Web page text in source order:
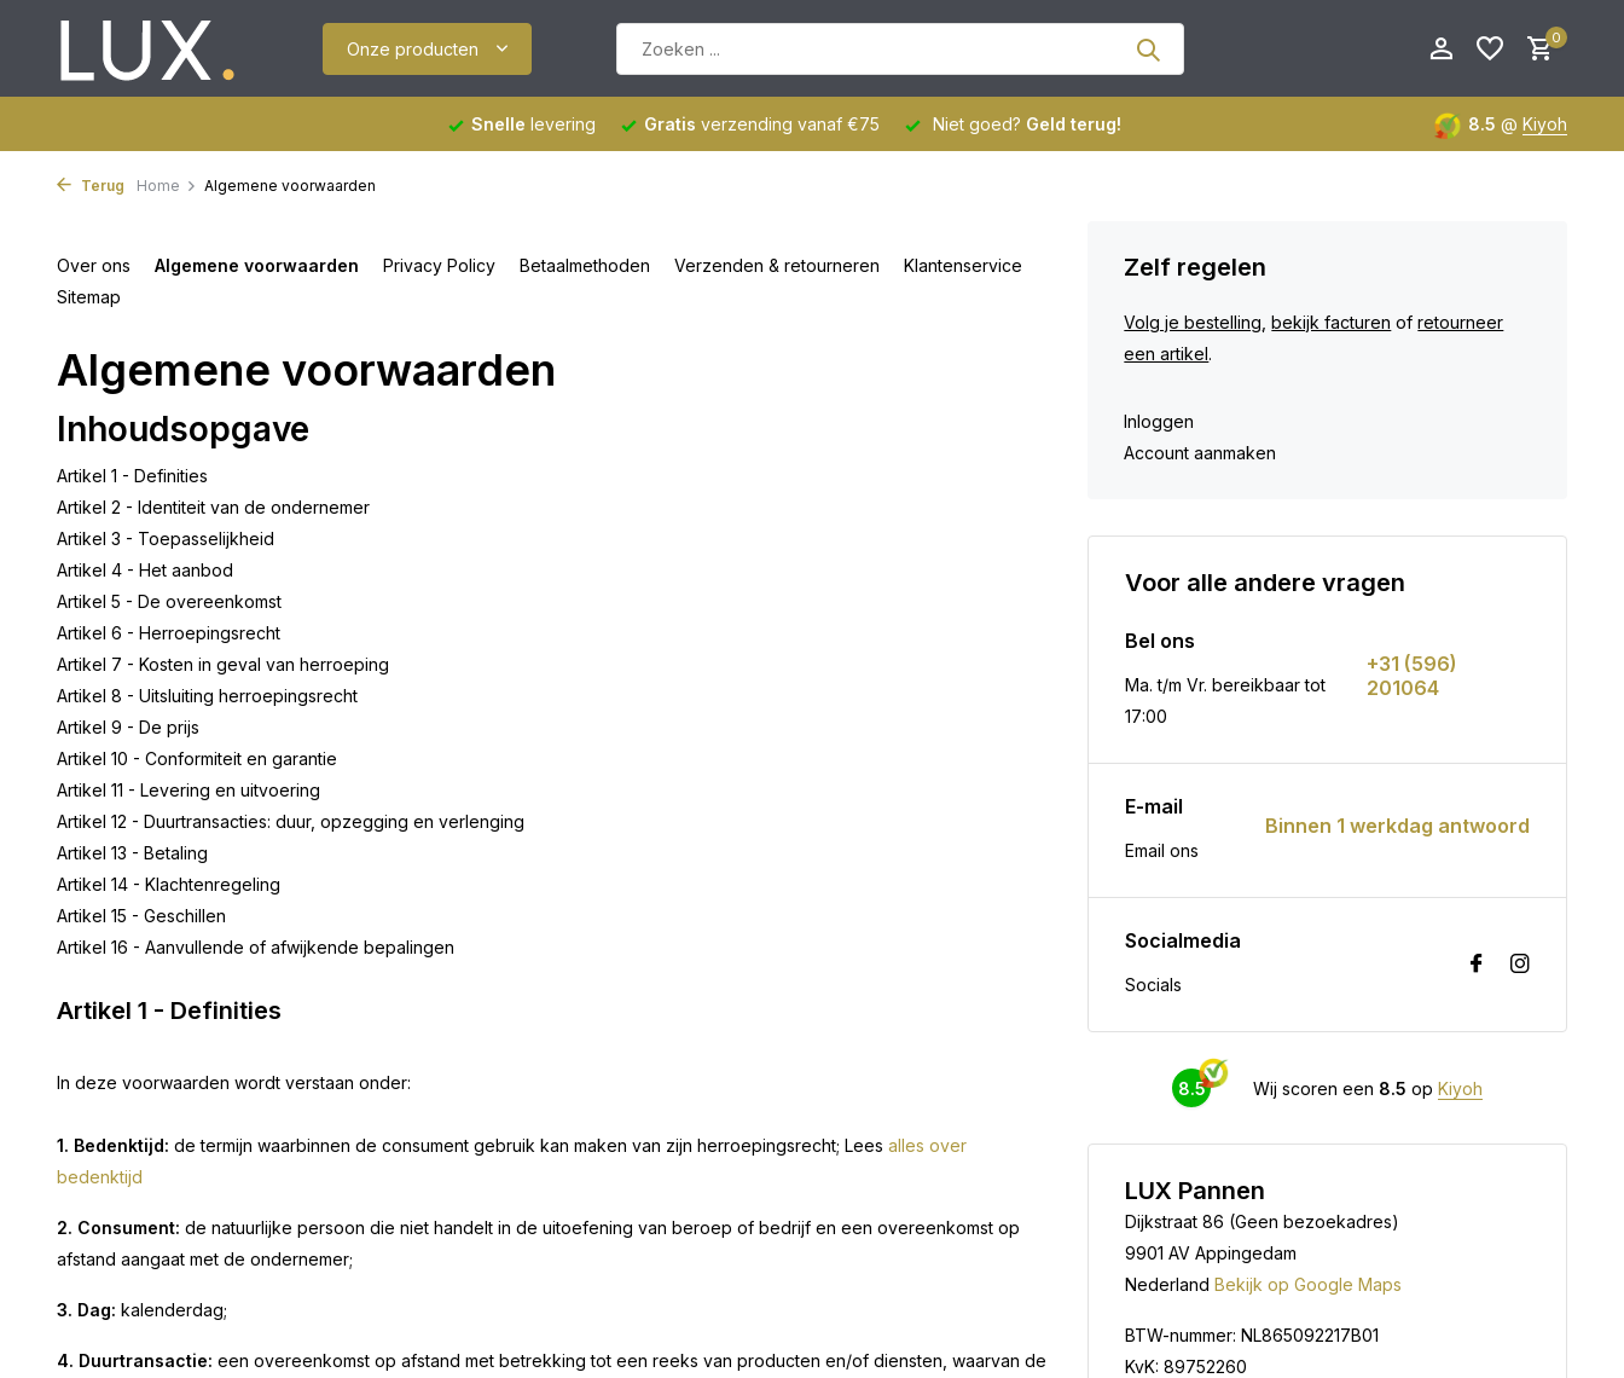
Onze producten
0
Snelle levering Gratis verzending vanaf €75 Niet goed? Geld terug! 8.5 @ Kiyoh
Terug Home Algemene voorwaarden
Over ons Algemene voorwaarden Privacy Policy Betaalmethoden Verzenden & retourneren
Klantenservice
Sitemap
Algemene voorwaarden
Inhoudsopgave
Artikel 1 - Definities
Artikel 2 - Identiteit van de ondernemer
Artikel 3 - Toepasselijkheid
Artikel 4 - Het aanbod
Artikel 5 - De overeenkomst
Artikel 6 - Herroepingsrecht
Artikel 7 - Kosten in geval van herroeping
Artikel 8 - Uitsluiting herroepingsrecht
Artikel 9 - De prijs
Artikel 10 - Conformiteit en garantie
Artikel 11 - Levering en uitvoering
Artikel 12 - Duurtransacties: duur, opzegging en verlenging
Artikel 13 - Betaling
Artikel 14 - Klachtenregeling
Artikel 15 - Geschillen
Artikel 16 - Aanvullende of afwijkende bepalingen
Artikel 1 - Definities
In deze voorwaarden wordt verstaan onder:
1. Bedenktijd: de termijn waarbinnen de consument gebruik kan maken van zijn herroepingsrecht; Lees alles over
bedenktijd
2. Consument: de natuurlijke persoon die niet handelt in de uitoefening van beroep of bedrijf en een overeenkomst op
afstand aangaat met de ondernemer;
3. Dag: kalenderdag;
4. Duurtransactie: een overeenkomst op afstand met betrekking tot een reeks van producten en/of diensten, waarvan de
Zelf regelen
Volg je bestelling ,bekijk facturen ofretourneer
een artikel.
Inloggen
Account aanmaken
Voor alle andere vragen
Bel ons
Ma. t/m Vr. bereikbaar tot
17:00
+31 (596)
201064
E-mail
Email ons
Binnen 1 werkdag antwoord
Socialmedia
Socials
8.5 Wij scoren een 8.5 opKiyoh
LUX Pannen
Dijkstraat 86 (Geen bezoekadres)
9901 AV Appingedam
NederlandBekijk op Google Maps
BTW-nummer: NL865092217B01
KvK: 89752260